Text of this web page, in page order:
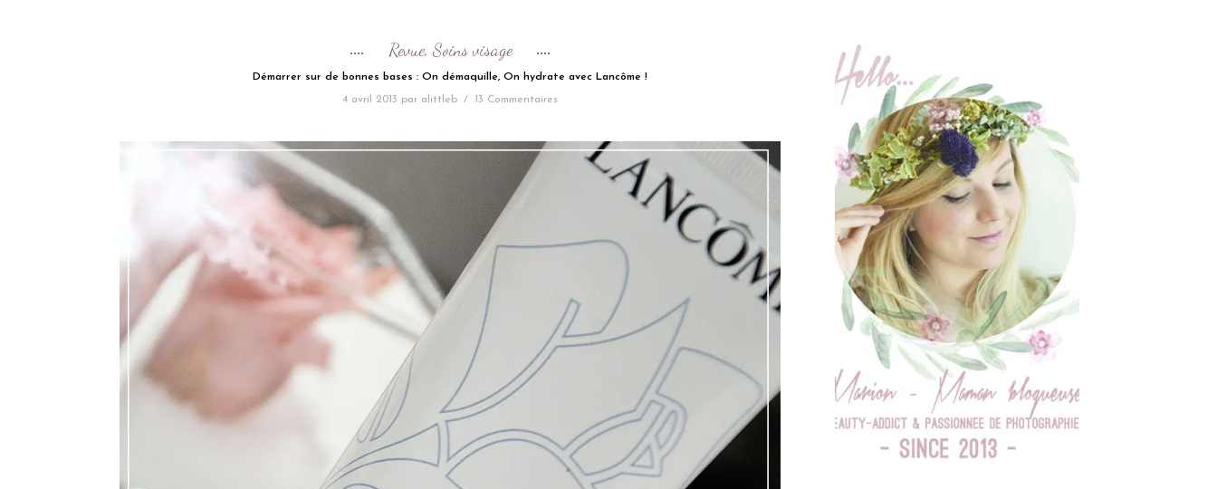
Revue, Soins visage
Démarrer sur de bonnes bases : On démaquille, On hydrate avec Lancôme !
4 avril 2013 par alittleb / 13 Commentaires